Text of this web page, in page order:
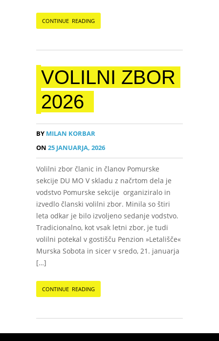
CONTINUE READING
VOLILNI ZBOR
2026
BY MILAN KORBAR
ON 25 JANUARJA, 2026
Volilni zbor članic in članov Pomurske
sekcije DU MO V skladu z načrtom dela je
vodstvo Pomurske sekcije organiziralo in
izvedlo članski volilni zbor. Minila so štiri
leta odkar je bilo izvoljeno sedanje vodstvo.
Tradicionalno, kot vsak letni zbor, je tudi
volilni potekal v gostišču Penzion »Letališče«
Murska Sobota in sicer v sredo, 21. januarja
[…]
CONTINUE READING